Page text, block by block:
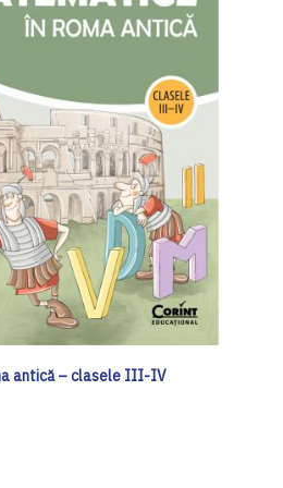
antică – clasele III-IV